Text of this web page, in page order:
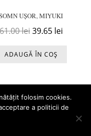
lei.
este: 39.65 lei.
UȘOR, MIYUKI
lei Prețul inițial a
39.65 leiPrețul
ADAUGĂ ÎN COȘ
folosim cookies.
a politicii de